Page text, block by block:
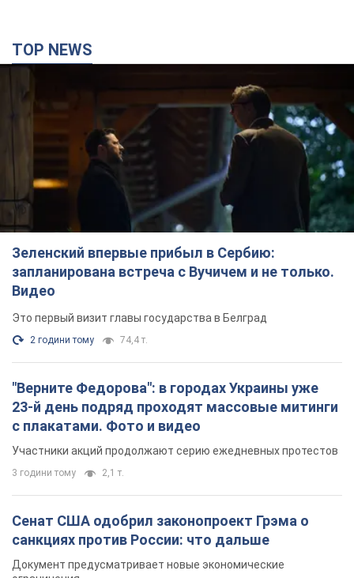
TOP NEWS
Зеленский впервые прибыл в Сербию:
запланирована встреча с Вучичем и не только.
Видео
Это первый визит главы государства в Белград
2 години тому 74,4 т.
"Верните Федорова": в городах Украины уже
23-й день подряд проходят массовые митинги
с плакатами. Фото и видео
Участники акций продолжают серию ежедневных протестов
3 години тому 2,1 т.
Сенат США одобрил законопроект Грэма о
санкциях против России: что дальше
Документ предусматривает новые экономические